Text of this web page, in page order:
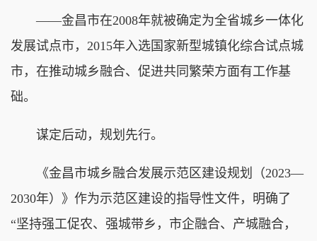
——金昌市在2008年就被确定为全省城乡一体化
发展试点市，2015年入选国家新型城镇化综合试点城
市，在推动城乡融合、促进共同繁荣方面有工作基
础。
谋定后动，规划先行。
《金昌市城乡融合发展示范区建设规划（2023—
2030年）》作为示范区建设的指导性文件，明确了
“坚持强工促农、强城带乡，市企融合、产城融合，